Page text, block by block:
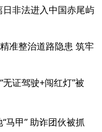
非法进入中国赤尾屿
准整治道路隐患 筑牢
无证驾驶+闯红灯”被
马甲” 助诈团伙被抓